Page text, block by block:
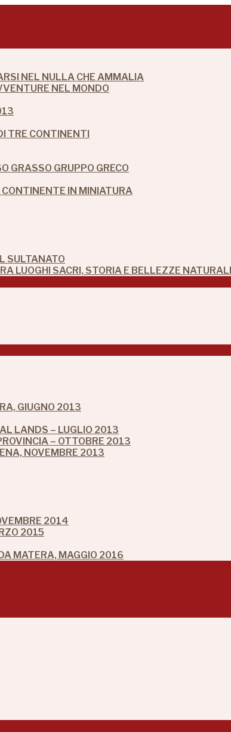
NEL NULLA CHE AMMALIA
NEL MONDO
TRE CONTINENTI
GRASSO GRUPPO GRECO
IN MINIATURA
SULTANATO
LUOGHI SACRI, STORIA E BELLEZZE NATURALI
GIUGNO 2013
LANDS – LUGLIO 2013
– OTTOBRE 2013
NOVEMBRE 2013
2014
2015
MATERA, MAGGIO 2016